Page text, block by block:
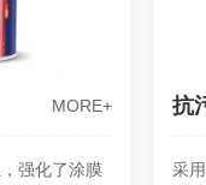
MORE+
强化了涂膜
抗
采